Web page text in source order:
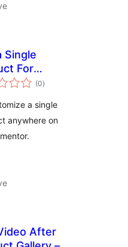
Single
For
(0vlerësime
gjithsej
)
a single
anywhere on
After